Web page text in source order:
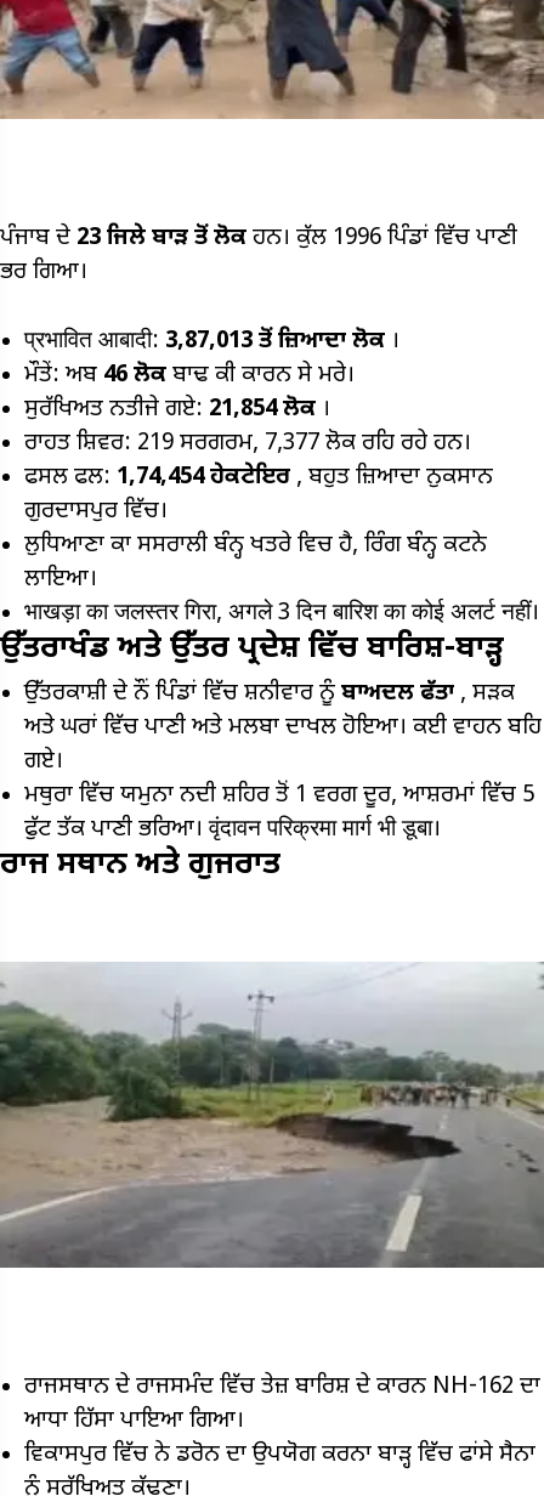
ਪੰਜਾਬ ਦੇ 23 ਜਿਲੇ ਬਾੜ ਤੋਂ ਲੋਕ ਹਨ। ਕੁੱਲ 1996 ਪਿੰਡਾਂ ਵਿੱਚ ਪਾਣੀ
ਭਰ ਗਿਆ।
प्रभावित आबादी: 3,87,013 ਤੋਂ ਜ਼ਿਆਦਾ ਲੋਕ ।
ਮੌਤੇਂ: ਅਬ 46 ਲੋਕ ਬਾਢ ਕੀ ਕਾਰਨ ਸੇ ਮਰੇ।
ਸੁਰੱਖਿਅਤ ਨਤੀਜੇ ਗਏ: 21,854ਲੋਕ ।
ਰਾਹਤ ਸ਼ਿਵਰ: 219 ਸਰਗਰਮ, 7,377 ਲੋਕ ਰਹਿ ਰਹੇ ਹਨ।
ਫਸਲ ਫਲ: 1,74,454ਹੇਕਟੇਇਰ , ਬਹੁਤ ਜ਼ਿਆਦਾ ਨੁਕਸਾਨ
ਗੁਰਦਾਸਪੁਰ ਵਿੱਚ।
ਲੁਧਿਆਣਾ ਕਾ ਸਸਰਾਲੀ ਬੰਨ੍ਹ ਖਤਰੇ ਵਿਚ ਹੈ, ਰਿੰਗ ਬੰਨ੍ਹ ਕਟਨੇ
ਲਾਇਆ।
भाखड़ा का जलस्तर गिरा, अगले 3 दिन बारिश का कोई अलर्ट नहीं।
ਉੱਤਰਾਖੰਡ ਅਤੇ ਉੱਤਰ ਪ੍ਰਦੇਸ਼ ਵਿੱਚ ਬਾਰਿਸ਼-ਬਾੜ੍ਹ
ਉੱਤਰਕਾਸ਼ੀ ਦੇ ਨੌਂ ਪਿੰਡਾਂ ਵਿੱਚ ਸ਼ਨੀਵਾਰ ਨੂੰ ਬਾਅਦਲ ਫੱਤਾ , ਸੜਕ
ਅਤੇ ਘਰਾਂ ਵਿੱਚ ਪਾਣੀ ਅਤੇ ਮਲਬਾ ਦਾਖਲ ਹੋਇਆ। ਕਈ ਵਾਹਨ ਬਹਿ
ਗਏ।
ਮਥੁਰਾ ਵਿੱਚ ਯਮੁਨਾ ਨਦੀ ਸ਼ਹਿਰ ਤੋਂ 1 ਵਰਗ ਦੂਰ, ਆਸ਼ਰਮਾਂ ਵਿੱਚ 5
ਫੁੱਟ ਤੱਕ ਪਾਣੀ ਭਰਿਆ। वृंदावन परिक्रमा मार्ग भी डूबा।
ਰਾਜ ਸਥਾਨ ਅਤੇ ਗੁਜਰਾਤ
ਰਾਜਸਥਾਨ ਦੇ ਰਾਜਸਮੰਦ ਵਿੱਚ ਤੇਜ਼ ਬਾਰਿਸ਼ ਦੇ ਕਾਰਨ NH-162 ਦਾ
ਆਧਾ ਹਿੱਸਾ ਪਾਇਆ ਗਿਆ।
ਵਿਕਾਸਪੁਰ ਵਿੱਚ ਨੇ ਡਰੋਨ ਦਾ ਉਪਯੋਗ ਕਰਨਾ ਬਾੜ੍ਹ ਵਿੱਚ ਫਾਂਸੇ ਸੈਨਾ
ਨੂੰ ਸੁਰੱਖਿਅਤ ਕੱਢਣਾ।